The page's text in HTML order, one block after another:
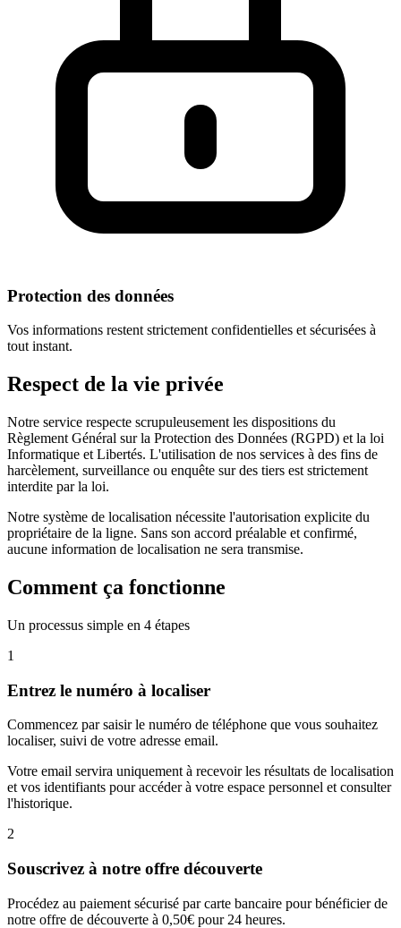
Protection des données
Vos informations restent strictement confidentielles et sécurisées à
tout instant.
Respect de la vie privée
Notre service respecte scrupuleusement les dispositions du
Règlement Général sur la Protection des Données (RGPD) et la loi
Informatique et Libertés. L'utilisation de nos services à des fins de
harcèlement, surveillance ou enquête sur des tiers est strictement
interdite par la loi.
Notre système de localisation nécessite l'autorisation explicite du
propriétaire de la ligne. Sans son accord préalable et confirmé,
aucune information de localisation ne sera transmise.
Comment ça fonctionne
Un processus simple en 4 étapes
1
Entrez le numéro à localiser
Commencez par saisir le numéro de téléphone que vous souhaitez
localiser, suivi de votre adresse email.
Votre email servira uniquement à recevoir les résultats de localisation
et vos identifiants pour accéder à votre espace personnel et consulter
l'historique.
2
Souscrivez à notre offre découverte
Procédez au paiement sécurisé par carte bancaire pour bénéficier de
notre offre de découverte à 0,50€ pour 24 heures.